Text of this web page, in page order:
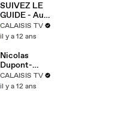
SUIVEZ LE
GUIDE - Au
Cercle
Aquariophile
CALAISIS TV
il y a 12 ans
Nicolas
Dupont-
Aignan en
campagne à
CALAISIS TV
il y a 12 ans